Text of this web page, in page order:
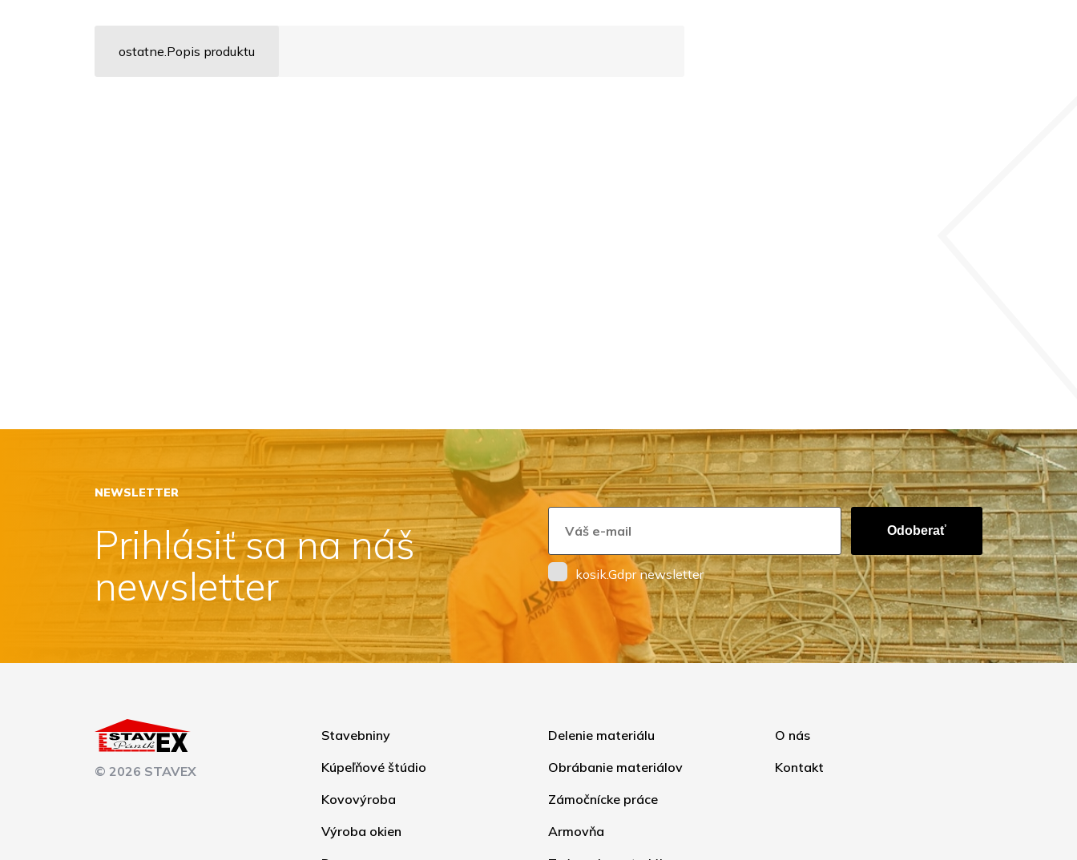
ostatne.Popis produktu
NEWSLETTER
Prihlásiť sa na náš
newsletter
Odoberať
kosik.Gdpr newsletter
© 2026 STAVEX
Stavebniny
Kúpeľňové štúdio
Kovovýroba
Výroba okien
Delenie materiálu
Obrábanie materiálov
Zámočnícke práce
Armovňa
O nás
Kontakt